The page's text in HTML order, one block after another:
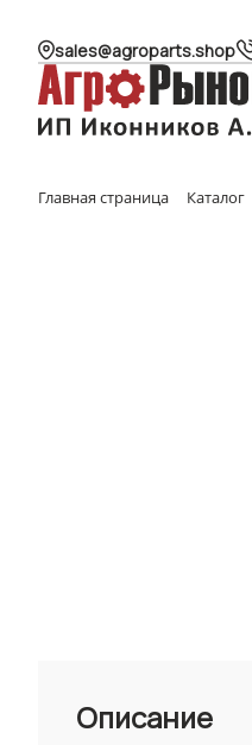
sales@agroparts.shop
Главная страница Каталог
Описание